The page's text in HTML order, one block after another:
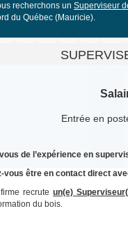
recherchons un Superviseur
du Québec (Mauricie).
Entrée en
de l’expérience en
vous être en contact direct
firme recruteun(e)
du bois.